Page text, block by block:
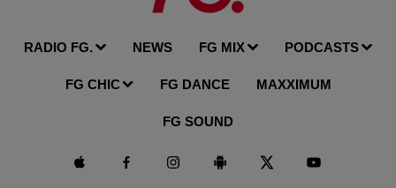
RADIO FG. NEWS FG MIX PODCASTS
FG CHIC FG DANCE MAXXIMUM
FG SOUND